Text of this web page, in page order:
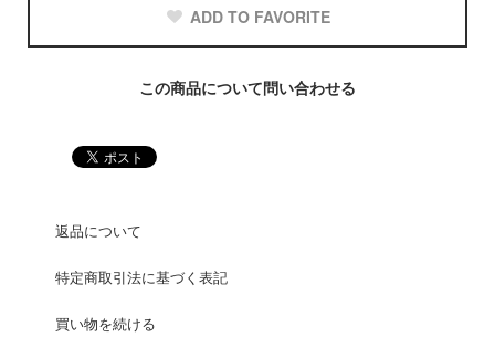
ADD TO FAVORITE
この商品について問い合わせる
返品について
特定商取引法に基づく表記
買い物を続ける